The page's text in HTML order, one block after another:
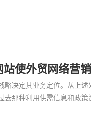
站使外贸网络营
决定其业务定位。从上述
去那种利用供需信息和政策